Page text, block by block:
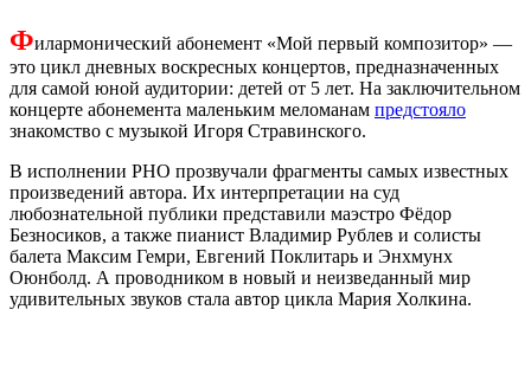
Филармонический абонемент «Мой первый композитор» —
это цикл дневных воскресных концертов, предназначенных
для самой юной аудитории: детей от 5 лет. На заключительном
концерте абонемента маленьким меломанам предстояло
знакомство с музыкой Игоря Стравинского.
В исполнении РНО прозвучали фрагменты самых известных
произведений автора. Их интерпретации на суд
любознательной публики представили маэстро Фёдор
Безносиков, а также пианист Владимир Рублев и солисты
балета Максим Гемри, Евгений Поклитарь и Энхмунх
Оюнболд. А проводником в новый и неизведанный мир
удивительных звуков стала автор цикла Мария Холкина.